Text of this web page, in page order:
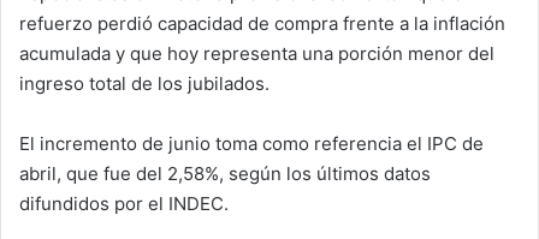
refuerzo perdió capacidad de compra frente a la inflación
acumulada y que hoy representa una porción menor del
ingreso total de los jubilados.
El incremento de junio toma como referencia el IPC de
abril, que fue del 2,58%, según los últimos datos
difundidos por el INDEC.